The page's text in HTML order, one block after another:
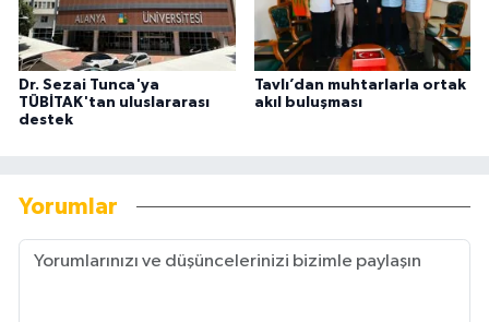
Dr. Sezai Tunca'ya
TÜBİTAK'tan uluslararası
destek
Tavlı’dan muhtarlarla ortak
akıl buluşması
Yorumlar